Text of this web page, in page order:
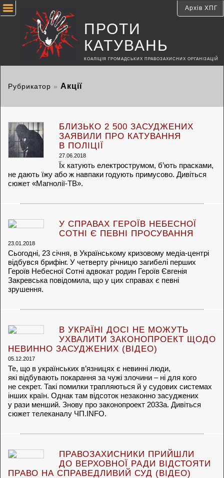
Архів ХПГ
ПРОТИ
КАТУВАНЬ
КОАЛІЦІЯ ГРОМАДСЬКИХ ПРАВОЗАХИСНИХ ОРГАНІЗАЦІЙ
Рубрикатор » Акції
БЛИЗЬКО 2 500 ЗАСУДЖЕНИХ
ЗАЯВИЛИ ПРО КАТУВАННЯ
В ПОЛІЦІЇ
27.06.2018
Їх катують електрострумом, б’ють прасками,
не дають їжу або ж навпаки годують примусово. Дивіться
сюжет «Магнолії-ТВ».
У СПРАВАХ ГЕРОЇВ НЕБЕСНОЇ
СОТНІ Є ПЕВНІ ПРОСУВАННЯ
23.01.2018
Сьогодні, 23 січня, в Українському кризовому медіа-центрі
відбувся брифінг. У четверту річницю загибелі перших
Героїв Небесної Сотні адвокат родин Героїв Євгенія
Закревська повідомила, що у цих справах є певні
зрушення.
В УКРАЇНІ ДОСІ НЕ МОЖУТЬ
УХВАЛИТИ ЗАКОНОПРОЕКТ ЩОДО
НЕВИННО ЗАСУДЖЕНИХ (ВІДЕО)
05.12.2017
Те, що в українських в’язницях є невинні люди,
які відбувають покарання за чужі злочини – ні для кого
не секрет. Такі помилки трапляються й у судових системах
інших країн. Однак там відсоток незаконно засуджених
у рази менший. Знову про законопроект 2033а. Дивіться
сюжет телеканалу ЧП.INFO.
ПРАВОЗАХИСНИКИ ПРИЙШЛИ
ДО ВЕРХОВНОЇ РАДИ ВІДСТОЯТИ
ПРАВО НА СПРАВЕДЛИВИЙ СУД (ВІДЕО)